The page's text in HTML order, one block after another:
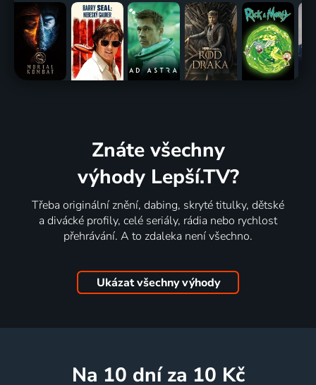
Znáte všechny
výhody Lepší.TV?
Třeba originální znění, dabing, skryté titulky, dětské
a divácké profily, celé seriály, rádia nebo rychlost
přehrávání. A to zdaleka není všechno.
Ukázat všechny výhody
na 10 dní za 10 Kč